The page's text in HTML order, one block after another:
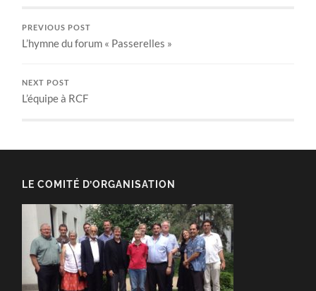
PREVIOUS POST
L’hymne du forum « Passerelles »
NEXT POST
L’équipe à RCF
LE COMITÉ D’ORGANISATION